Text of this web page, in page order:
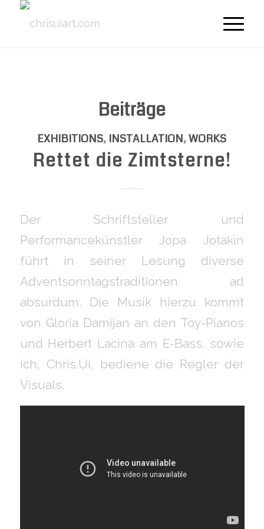
Beiträge
EXHIBITIONS, INSTALLATION,WORKS
Rettet die Zimtsterne!
Der Schriftsteller und
Performancekünstler Jopa Jotakin
führt in seiner Lesung diverse
Adventsonntagstraditionen ad
absurdum. Die Musik hierzu kommt
von Gloria Damijan an den Toy-Pianos
und Herbert Lacina am E-Bass, sowie
ich, Chris.Ui, bediene die Regler der
Visuals.